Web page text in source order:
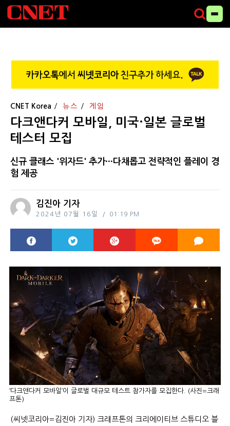
CNET Korea 뉴스 게임
다크앤다커 모바일, 미국·일본 글로벌
테스터 모집
신규 클래스 '위자드' 추가···다채롭고 전략적인 플레이 경
험 제공
김진아 기자
2024년 07월 16일 01:19 PM
‘다크앤다커 모바일’이 글로벌 대규모 테스트 참가자를 모집한다. (사진=크래
프톤)
(씨넷코리아=김진아 기자) 크래프톤의 크리에이티브 스튜디오 블